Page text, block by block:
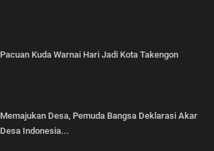
Pacuan Kuda Warnai Hari Jadi Kota Takengon
Memajukan Desa, Pemuda Bangsa Deklarasi Akar
Desa Indonesia...